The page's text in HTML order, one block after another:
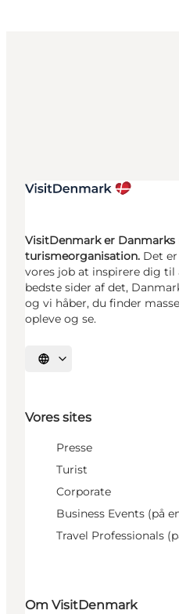
VisitDenmark er Danmarks
turismeorganisation. Det
vores job at inspirere dig til
bedste sider af det,
og vi håber, du finder
opleve og se.
Vælg sprog
Vores sites
Presse
Turist
Corporate
Business Events (på
Travel Professionals
Om VisitDenmark